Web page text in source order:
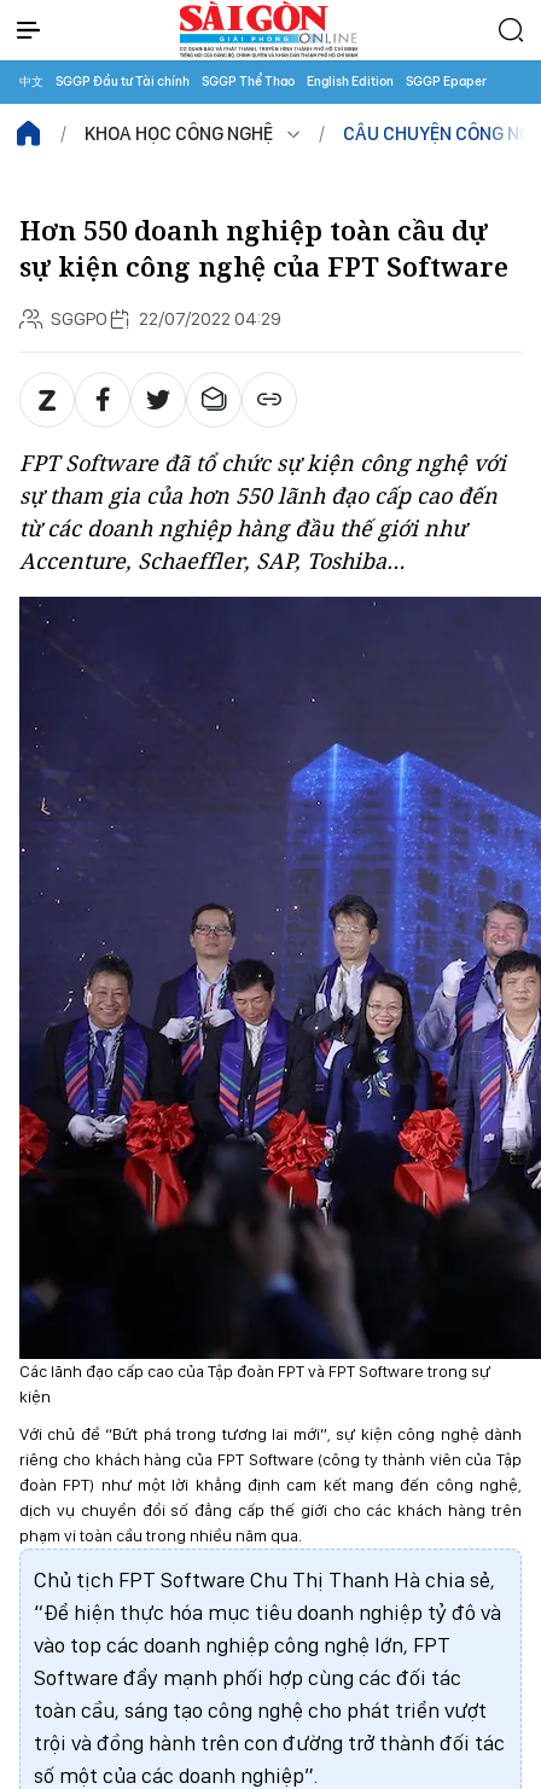
中文 SGGP Đầu tư Tài chính SGGP Thể Thao English Edition SGGP Epaper
KHOA HỌC CÔNG NGHỆ CÂU CHUYỆN CÔNG
Hơn 550 doanh nghiệp toàn cầu dự
sự kiện công nghệ của FPT Software
SGGPO 22/07/2022 04:29
FPT Software đã tổ chức sự kiện công nghệ với
sự tham gia của hơn 550 lãnh đạo cấp cao đến
từ các doanh nghiệp hàng đầu thế giới như
Accenture, Schaeffler, SAP, Toshiba…
Các lãnh đạo cấp cao của Tập đoàn FPT và FPT Software trong sự
kiện
Với chủ đề “Bứt phá trong tương lai mới”, sự kiện công nghệ dành
riêng cho khách hàng của FPT Software (công ty thành viên của Tập
đoàn FPT) như một lời khẳng định cam kết mang đến công nghệ,
dịch vụ chuyển đổi số đẳng cấp thế giới cho các khách hàng trên
phạm vi toàn cầu trong nhiều năm qua.
Chủ tịch FPT Software Chu Thị Thanh Hà chia sẻ,
“Để hiện thực hóa mục tiêu doanh nghiệp tỷ đô và
vào top các doanh nghiệp công nghệ lớn, FPT
Software đẩy mạnh phối hợp cùng các đối tác
toàn cầu, sáng tạo công nghệ cho phát triển vượt
trội và đồng hành trên con đường trở thành đối tác
số một của các doanh nghiệp”.